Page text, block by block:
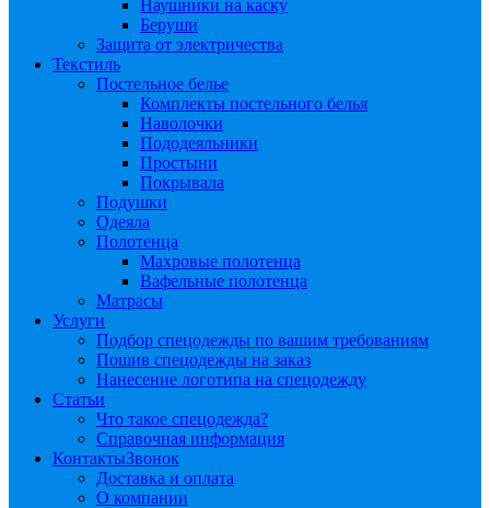
Наушники на каску
Беруши
Защита от электричества
Текстиль
Постельное белье
Комплекты постельного белья
Наволочки
Пододеяльники
Простыни
Покрывала
Подушки
Одеяла
Полотенца
Махровые полотенца
Вафельные полотенца
Матрасы
Услуги
Подбор спецодежды по вашим требованиям
Пошив спецодежды на заказ
Нанесение логотипа на спецодежду
Статьи
Что такое спецодежда?
Справочная информация
КонтактыЗвонок
Доставка и оплата
О компании